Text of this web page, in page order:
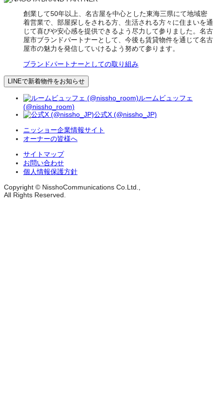
創業して50年以上、名古屋を中心とした東海三県にて地域密
着営業で、部屋探しをされる方、生活される方々に住まいを通
じて喜びや安心感を提供できるよう尽力して参りました。名古
屋市ブランドパートナーとして、今後も賃貸物件を通じて名古
屋市の魅力を発信していけるよう努めて参ります。
ブランドパートナーとしての取り組み
LINEで新着物件をお知らせ
ルームビュッフェ
(@nissho_room)
公式X (@nissho_JP)
ニッショー企業情報サイト
オーナーの皆様へ
サイトマップ
お問い合わせ
個人情報保護方針
Copyright © NisshoCommunications Co.Ltd.,
All Rights Reserved.